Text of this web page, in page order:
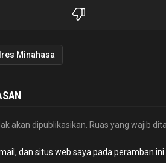
Minahasa
akan dipublikasikan. Ruas yang wajib
dan situs web saya pada peramban